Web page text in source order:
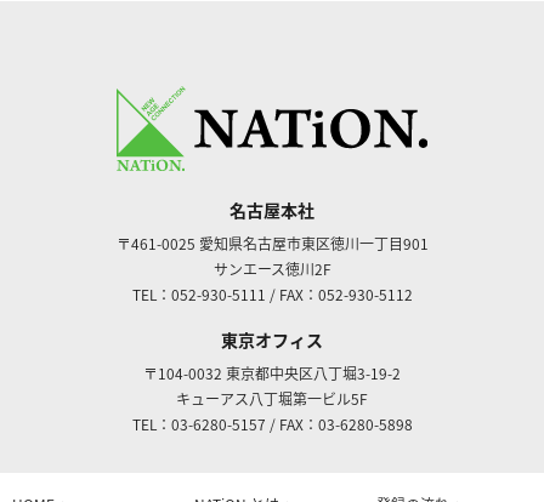
名古屋本社
〒461-0025 愛知県名古屋市東区徳川一丁目901
サンエース徳川2F
TEL：052-930-5111 / FAX：052-930-5112
東京オフィス
〒104-0032 東京都中央区八丁堀3-19-2
キューアス八丁堀第一ビル5F
TEL：03-6280-5157 / FAX：03-6280-5898